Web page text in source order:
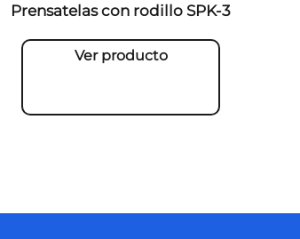
Prensatelas con rodillo SPK-3
Ver producto